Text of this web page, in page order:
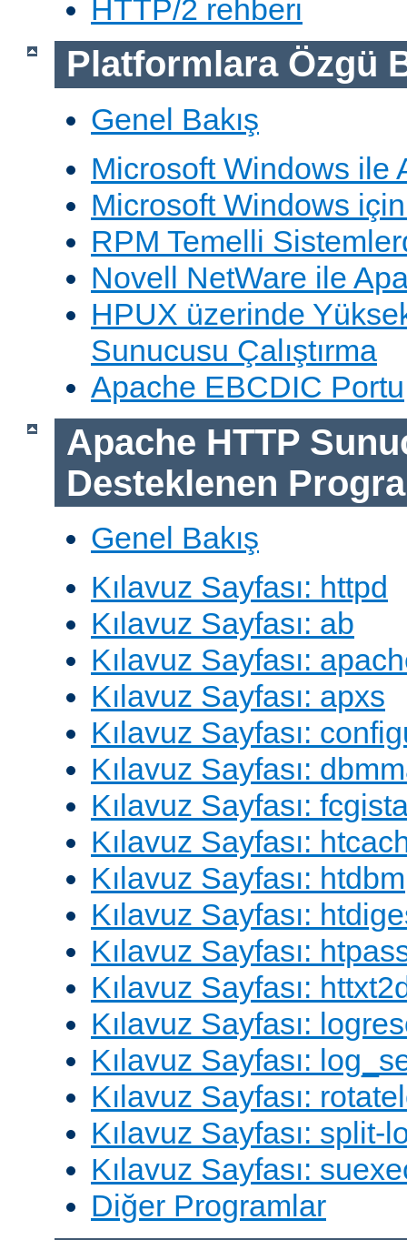
HTTP/2 rehberi
Platformlara Özgü
Genel Bakış
Microsoft Windows ile
Microsoft Windows
RPM Temelli
Novell NetWare ile
HPUX üzerinde
Sunucusu Çalıştırma
Apache EBCDIC Portu
Apache HTTP
Desteklenen
Genel Bakış
Kılavuz Sayfası: httpd
Kılavuz Sayfası: ab
Kılavuz Sayfası:
Kılavuz Sayfası: apxs
Kılavuz Sayfası:
Kılavuz Sayfası:
Kılavuz Sayfası:
Kılavuz Sayfası:
Kılavuz Sayfası: htdbm
Kılavuz Sayfası:
Kılavuz Sayfası:
Kılavuz Sayfası:
Kılavuz Sayfası:
Kılavuz Sayfası:
Kılavuz Sayfası:
Kılavuz Sayfası: split-
Kılavuz Sayfası:
Diğer Programlar